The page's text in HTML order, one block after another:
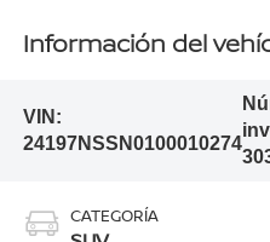
Información del
VIN:
24197NSSN0100010274
CATEGORÍA